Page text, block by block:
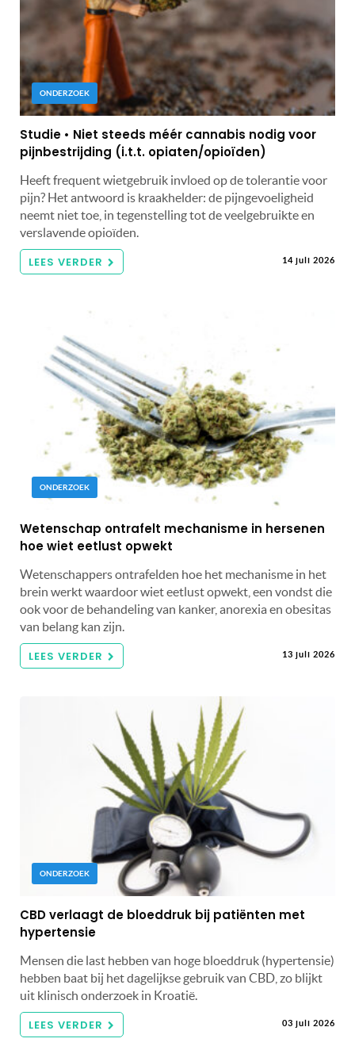
ONDERZOEK
Studie • Niet steeds méér cannabis nodig voor
pijnbestrijding (i.t.t. opiaten/opioïden)
Heeft frequent wietgebruik invloed op de tolerantie voor
pijn? Het antwoord is kraakhelder: de pijngevoeligheid
neemt niet toe, in tegenstelling tot de veelgebruikte en
verslavende opioïden.
LEES VERDER 14 juli 2026
ONDERZOEK
Wetenschap ontrafelt mechanisme in hersenen
hoe wiet eetlust opwekt
Wetenschappers ontrafelden hoe het mechanisme in het
brein werkt waardoor wiet eetlust opwekt, een vondst die
ook voor de behandeling van kanker, anorexia en obesitas
van belang kan zijn.
LEES VERDER 13 juli 2026
ONDERZOEK
CBD verlaagt de bloeddruk bij patiënten met
hypertensie
Mensen die last hebben van hoge bloeddruk (hypertensie)
hebben baat bij het dagelijkse gebruik van CBD, zo blijkt
uit klinisch onderzoek in Kroatië.
LEES VERDER 03 juli 2026